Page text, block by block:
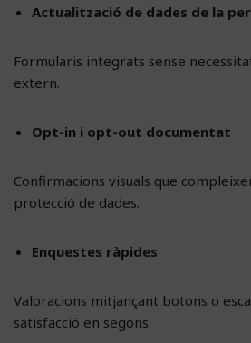
Actualització de dades de la
Formularis integrats sense
extern.
Opt-in i opt-out documentat
Confirmacions visuals que
protecció de dades.
Enquestes ràpides
Valoracions mitjançant botons o
satisfacció en segons.